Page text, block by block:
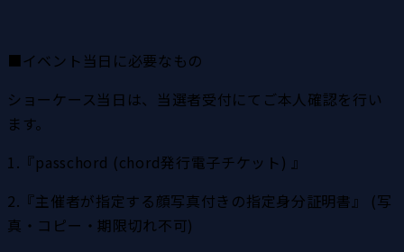
■イベント当日に必要なもの
ショーケース当日は、当選者受付にてご本人確認を行い
ます。
1.『passchord (chord発行電子チケット) 』
2.『主催者が指定する顔写真付きの指定身分証明書』 (写
真・コピー・期限切れ不可)